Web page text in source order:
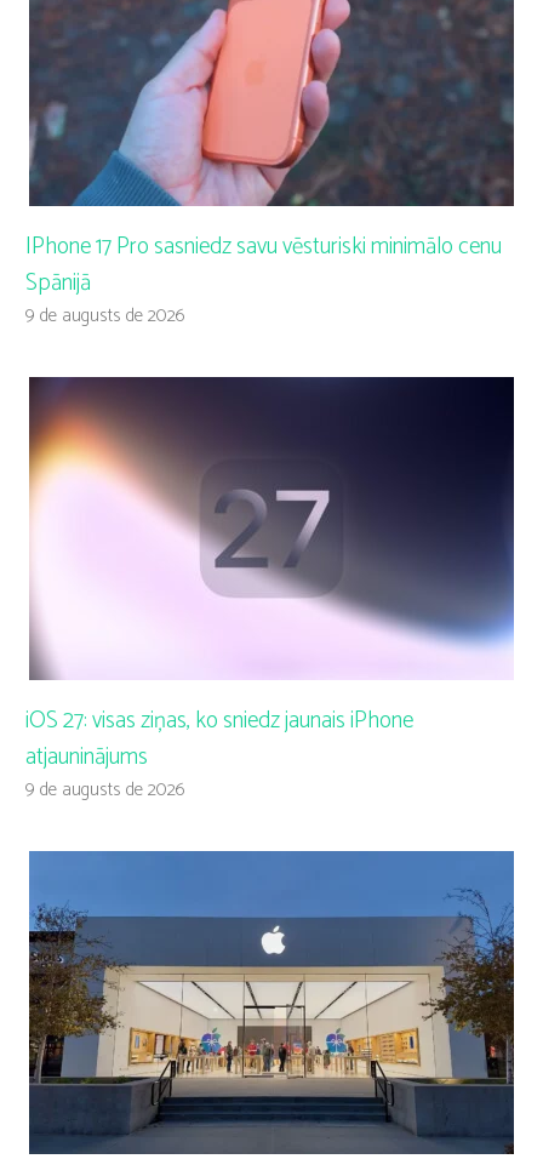
IPhone 17 Pro sasniedz savu vēsturiski minimālo cenu
Spānijā
9 de augusts de 2026
iOS 27: visas ziņas, ko sniedz jaunais iPhone
atjauninājums
9 de augusts de 2026